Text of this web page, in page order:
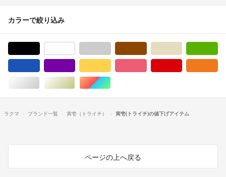
カラーで絞り込み
シルバー/銀色系ゴールド/金色系マルチカラー
ラクマ ブランド一覧 寅壱（トライチ） 寅壱(トライチ)の値下げアイテム
ページの上へ戻る